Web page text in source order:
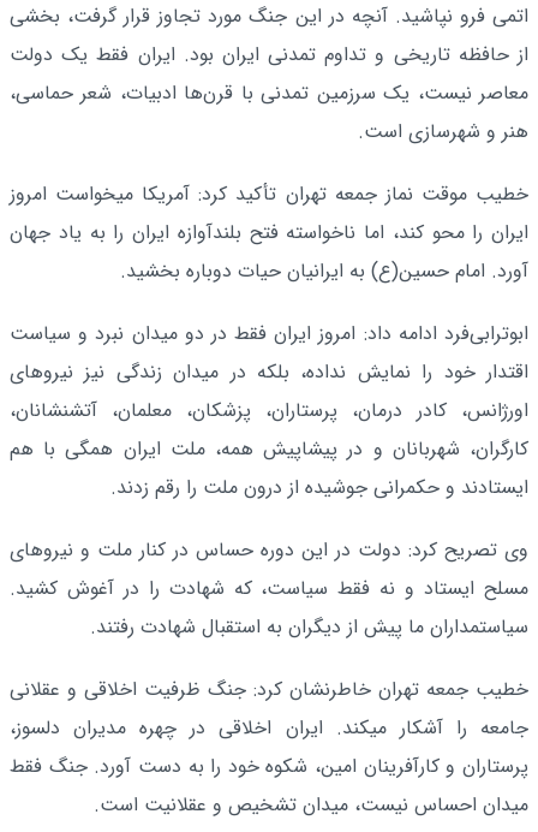
اتمی فرو نپاشید. آنچه در این جنگ مورد تجاوز قرار گرفت، بخشی
از حافظه تاریخی و تداوم تمدنی ایران بود. ایران فقط یک دولت
معاصر نیست، یک سرزمین تمدنی با قرن‌ها ادبیات، شعر حماسی،
هنر و شهرسازی است.
خطیب موقت نماز جمعه تهران تأکید کرد: آمریکا میخواست امروز
ایران را محو کند، اما ناخواسته فتح بلندآوازه ایران را به یاد جهان
آورد. امام حسین(ع) به ایرانیان حیات دوباره بخشید.
ابوترابی‌فرد ادامه داد: امروز ایران فقط در دو میدان نبرد و سیاست
اقتدار خود را نمایش نداده، بلکه در میدان زندگی نیز نیروهای
اورژانس، کادر درمان، پرستاران، پزشکان، معلمان، آتشنشانان،
کارگران، شهربانان و در پیشاپیش همه، ملت ایران همگی با هم
ایستادند و حکمرانی جوشیده از درون ملت را رقم زدند.
وی تصریح کرد: دولت در این دوره حساس در کنار ملت و نیروهای
مسلح ایستاد و نه فقط سیاست، که شهادت را در آغوش کشید.
سیاستمداران ما پیش از دیگران به استقبال شهادت رفتند.
خطیب جمعه تهران خاطرنشان کرد: جنگ ظرفیت اخلاقی و عقلانی
جامعه را آشکار میکند. ایران اخلاقی در چهره مدیران دلسوز،
پرستاران و کارآفرینان امین، شکوه خود را به دست آورد. جنگ فقط
میدان احساس نیست، میدان تشخیص و عقلانیت است.